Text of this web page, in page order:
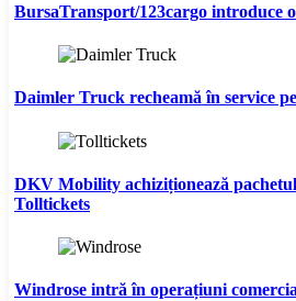
BursaTransport/123cargo introduce
Daimler Truck recheamă în service
DKV Mobility achiziționează
Tolltickets
Windrose intră în operațiuni